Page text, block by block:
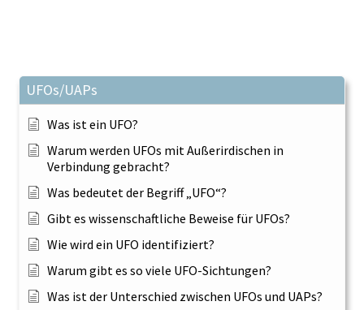
UFOs/UAPs
Was ist ein UFO?
Warum werden UFOs mit Außerirdischen in
Verbindung gebracht?
Was bedeutet der Begriff „UFO“?
Gibt es wissenschaftliche Beweise für UFOs?
Wie wird ein UFO identifiziert?
Warum gibt es so viele UFO-Sichtungen?
Was ist der Unterschied zwischen UFOs und UAPs?